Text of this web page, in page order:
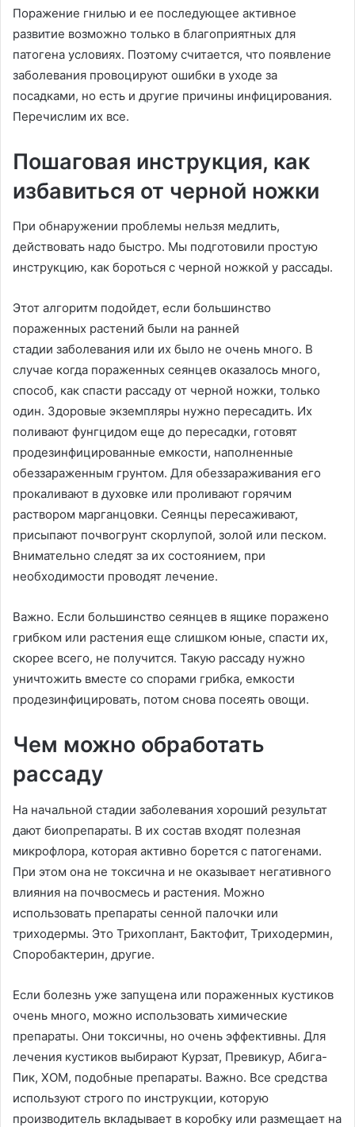
Поражение гнилью и ее последующее активное
развитие возможно только в благоприятных для
патогена условиях. Поэтому считается, что появление
заболевания провоцируют ошибки в уходе за
посадками, но есть и другие причины инфицирования.
Перечислим их все.
Пошаговая инструкция, как
избавиться от черной ножки
При обнаружении проблемы нельзя медлить,
действовать надо быстро. Мы подготовили простую
инструкцию, как бороться с черной ножкой у рассады.
Этот алгоритм подойдет, если большинство
пораженных растений были на ранней
стадии заболевания или их было не очень много. В
случае когда пораженных сеянцев оказалось много,
способ, как спасти рассаду от черной ножки, только
один. Здоровые экземпляры нужно пересадить. Их
поливают фунгцидом еще до пересадки, готовят
продезинфицированные емкости, наполненные
обеззараженным грунтом. Для обеззараживания его
прокаливают в духовке или проливают горячим
раствором марганцовки. Сеянцы пересаживают,
присыпают почвогрунт скорлупой, золой или песком.
Внимательно следят за их состоянием, при
необходимости проводят лечение.
Важно. Если большинство сеянцев в ящике поражено
грибком или растения еще слишком юные, спасти их,
скорее всего, не получится. Такую рассаду нужно
уничтожить вместе со спорами грибка, емкости
продезинфицировать, потом снова посеять овощи.
Чем можно обработать
рассаду
На начальной стадии заболевания хороший результат
дают биопрепараты. В их состав входят полезная
микрофлора, которая активно борется с патогенами.
При этом она не токсична и не оказывает негативного
влияния на почвосмесь и растения. Можно
использовать препараты сенной палочки или
триходермы. Это Трихоплант, Бактофит, Триходермин,
Споробактерин, другие.
Если болезнь уже запущена или пораженных кустиков
очень много, можно использовать химические
препараты. Они токсичны, но очень эффективны. Для
лечения кустиков выбирают Курзат, Превикур, Абига-
Пик, ХОМ, подобные препараты. Важно. Все средства
используют строго по инструкции, которую
производитель вкладывает в коробку или размещает на